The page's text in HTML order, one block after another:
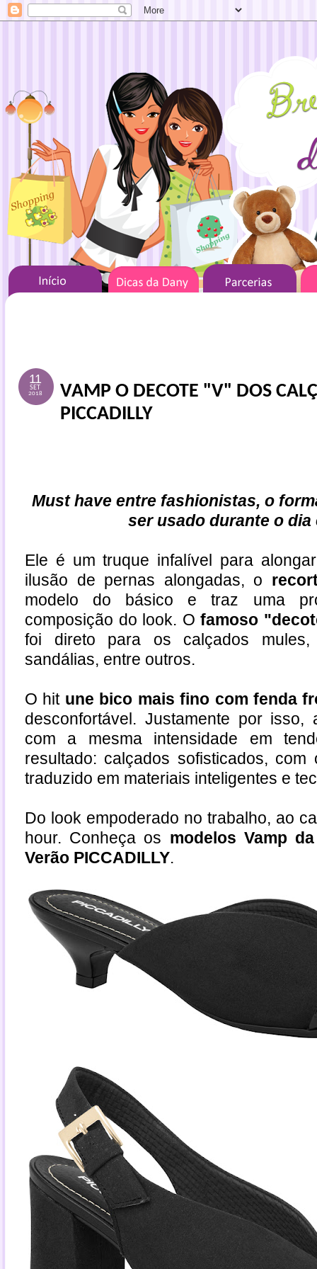
11
SET
2018
VAMP O DECOTE "V" DOS
PICCADILLY
Must have entre fashionistas, o
ser usado durante o dia
Ele é um truque infalível para
ilusão de pernas alongadas, o
modelo do básico e traz uma
composição do look. O famoso
foi direto para os calçados mules,
sandálias, entre outros.
O hit une bico mais fino com fenda
desconfortável. Justamente por isso,
com a mesma intensidade em
resultado: calçados sofisticados,
traduzido em materiais inteligentes e
Do look empoderado no trabalho, ao
hour. Conheça os modelos Vamp
Verão PICCADILLY.